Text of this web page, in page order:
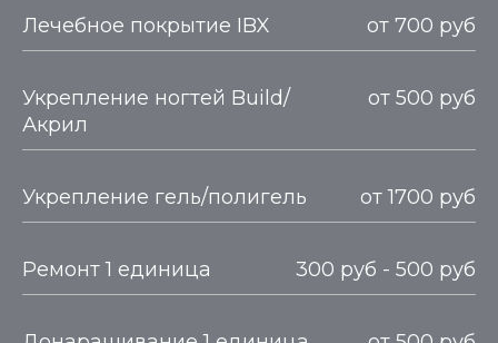
Лечебное покрытие IBX от 700 руб
Укрепление ногтей Build/
Акрил
от 500 руб
Укрепление гель/полигель от 1700 руб
Ремонт 1 единица 300 руб - 500 руб